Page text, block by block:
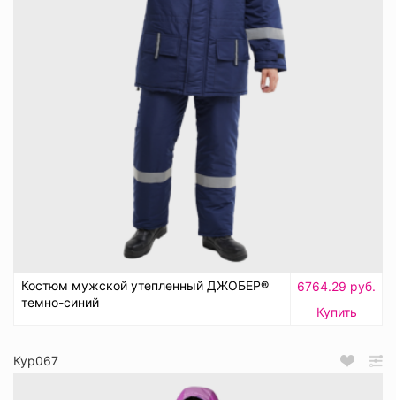
Костюм мужской утепленный ДЖОБЕР®
темно-синий
6764.29 руб.
Купить
Кур067